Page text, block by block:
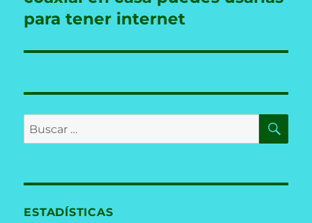
para tener internet
Buscar
por:
ESTADÍSTICAS